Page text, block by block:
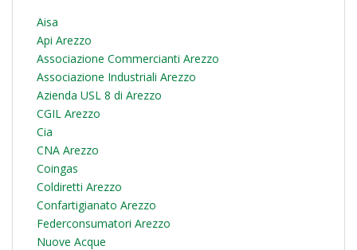
Aisa
Api Arezzo
Associazione Commercianti Arezzo
Associazione Industriali Arezzo
Azienda USL 8 di Arezzo
CGIL Arezzo
Cia
CNA Arezzo
Coingas
Coldiretti Arezzo
Confartigianato Arezzo
Federconsumatori Arezzo
Nuove Acque